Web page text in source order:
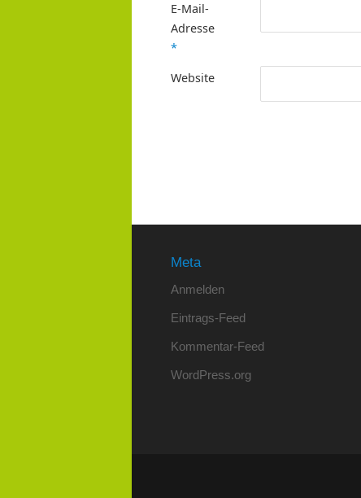
E-Mail-
Adresse
*
Website
Meta
Anmelden
Eintrags-Feed
Kommentar-Feed
WordPress.org